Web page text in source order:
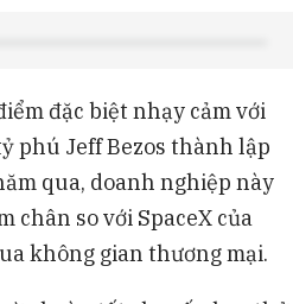
đặc biệt nhạy cảm với
phú Jeff Bezos thành lập
qua, doanh nghiệp này
chân so với SpaceX của
không gian thương mại.